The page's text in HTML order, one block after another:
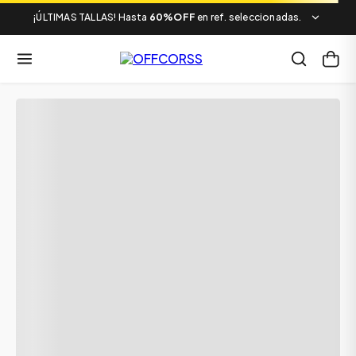
¡ÚLTIMAS TALLAS! Hasta 60%OFF en ref. seleccionadas.